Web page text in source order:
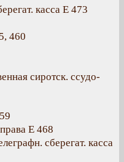
касса Е 473
460
сиротск. ссудо-
Е 468
сберегат. касса